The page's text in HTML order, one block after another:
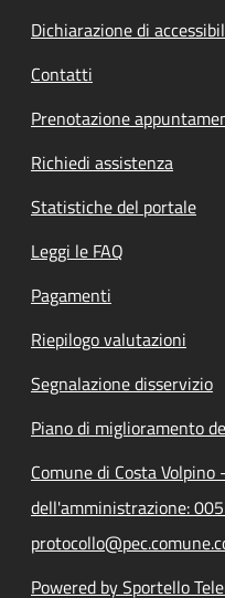
Dichiarazione di
Contatti
Prenotazione
Richiedi assistenza
Statistiche del portale
Leggi le FAQ
Pagamenti
Riepilogo valutazioni
Segnalazione disservizio
Piano di miglioramento
Comune di Costa
dell'amministrazione:
Powered by Sportello